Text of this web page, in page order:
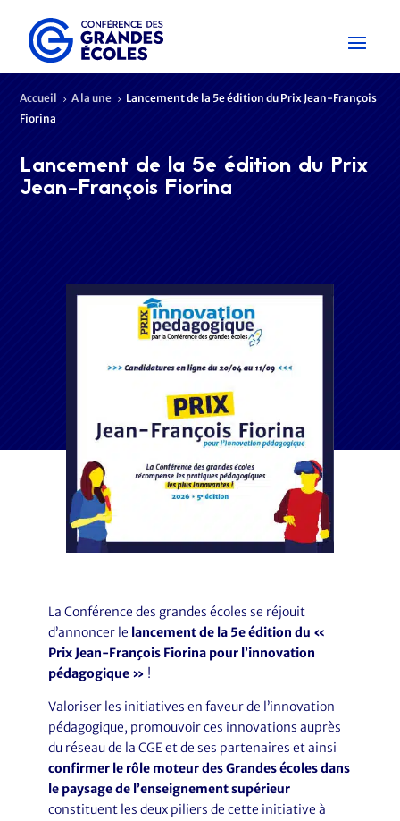
Accueil 5 A la une 5 Lancement de la 5e édition du Prix Jean-François
Fiorina
Lancement de la 5e édition du Prix
Jean-François Fiorina
La Conférence des grandes écoles se réjouit
d’annoncer le lancement de la 5e édition du «
Prix Jean-François Fiorina pour l’innovation
pédagogique » !
Valoriser les initiatives en faveur de l’innovation
pédagogique, promouvoir ces innovations auprès
du réseau de la CGE et de ses partenaires et ainsi
confirmer le rôle moteur des Grandes écoles dans
le paysage de l’enseignement supérieur
constituent les deux piliers de cette initiative à